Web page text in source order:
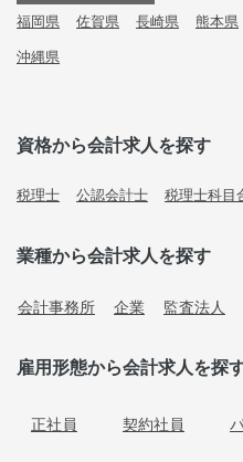
福岡県 佐賀県 長崎県 熊本県
沖縄県
資格から会計求人を探す
税理士 公認会計士 税理士科目
業種から会計求人を探す
会計事務所 企業 監査法人
雇用形態から会計求人を探
正社員 契約社員